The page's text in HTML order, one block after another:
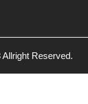
Reserved.